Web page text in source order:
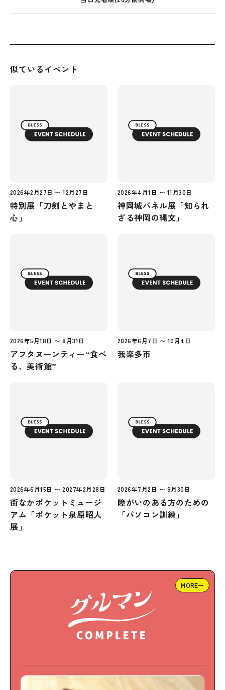
似ているイベント
2026年2月27日 〜 12月27日
特別展「刀剣とやまと
心」
2026年4月1日 〜 11月30日
神岡城パネル展「知られ
ざる神岡の縄文」
2026年5月18日 〜 8月31日
アフタヌーンティー“食べ
る、美術館”
2026年6月7日 〜 10月4日
我楽多市
2026年6月15日 〜 2027年2月28日
街なかポケットミュージ
アム「ポケット泉原昭人
展」
2026年7月2日 〜 9月30日
障がいのある方のための
「パソコン訓練」
MORE→